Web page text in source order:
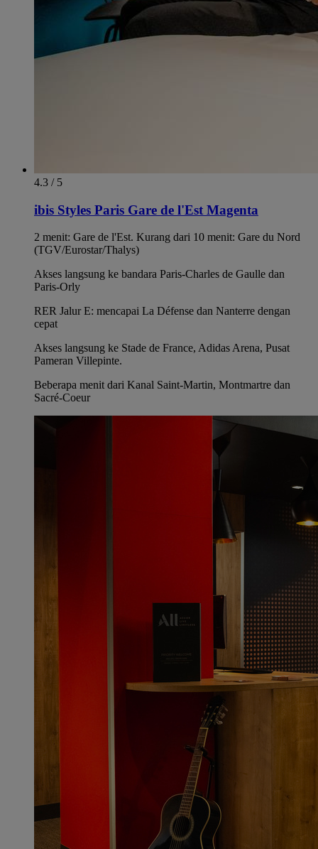
4.3 / 5
ibis Styles Paris Gare de l'Est Magenta
2 menit: Gare de l'Est. Kurang dari 10 menit: Gare du Nord
(TGV/Eurostar/Thalys)
Akses langsung ke bandara Paris-Charles de Gaulle dan
Paris-Orly
RER Jalur E: mencapai La Défense dan Nanterre dengan
cepat
Akses langsung ke Stade de France, Adidas Arena, Pusat
Pameran Villepinte.
Beberapa menit dari Kanal Saint-Martin, Montmartre dan
Sacré-Coeur